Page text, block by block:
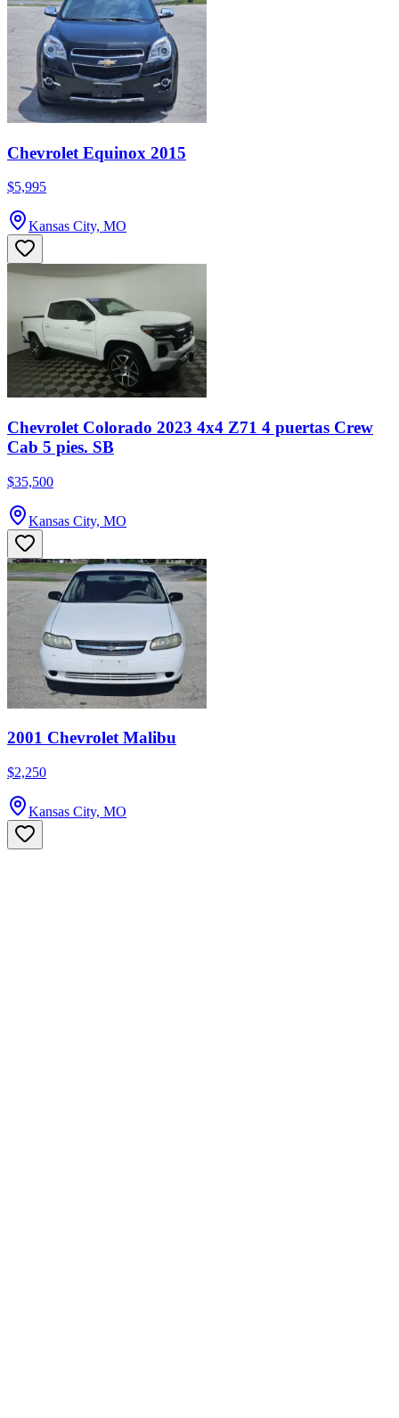
Chevrolet Equinox 2015
$5,995
Kansas City, MO
Chevrolet Colorado 2023 4x4 Z71 4 puertas Crew
Cab 5 pies. SB
$35,500
Kansas City, MO
2001 Chevrolet Malibu
$2,250
Kansas City, MO